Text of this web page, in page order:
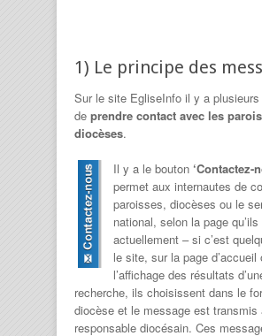
1) Le principe des
Sur le site EgliseInfo il y a plusieurs
de prendre contact avec les
diocèses.
Il y a le bouton ‘Contactez-
permet aux internautes de
paroisses, diocèses ou le
national, selon la page
actuellement – si c’est
le site, sur la page d’accueil
l’affichage des résultats
recherche, ils choisissent dans le
diocèse et le message est transmis
responsable diocésain. Ces